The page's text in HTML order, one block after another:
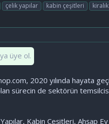
çelik yapılar kabin çeşitleri
üye ol.
2020 yılında hayata
sürecin de sektörün
Kabin Çeşitleri, Ahşap